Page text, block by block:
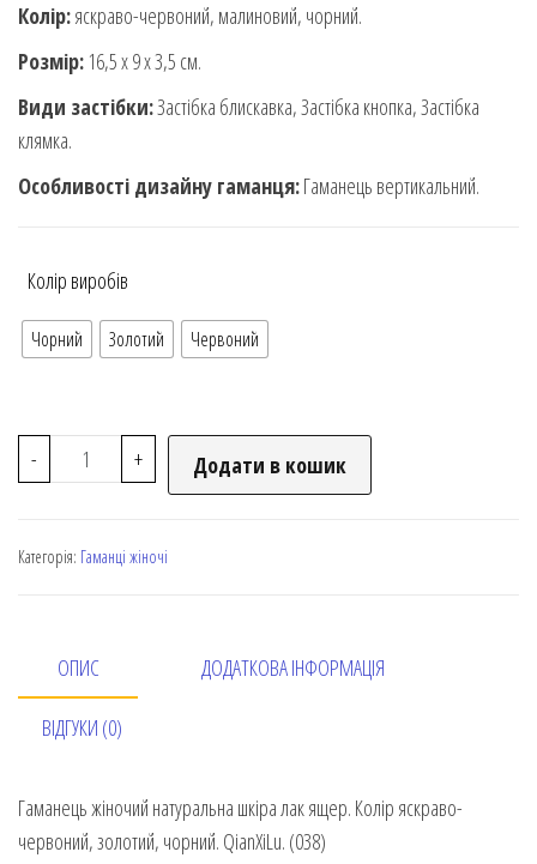
Колір:яскраво-червоний, малиновий, чорний.
Розмір: 16,5 х 9 х 3,5 см.
Види застібки:Застібка блискавка, Застібка кнопка, Застібка
клямка.
Особливості дизайну гаманця:Гаманець вертикальний.
Колір виробів
Чорний Золотий Червоний
- + Додати в кошик
Категорія: Гаманці жіночі
ОПИС ДОДАТКОВА ІНФОРМАЦІЯ
ВІДГУКИ (0)
Гаманець жіночий натуральна шкіра лак ящер. Колір яскраво-
червоний, золотий, чорний. QianXiLu. (038)